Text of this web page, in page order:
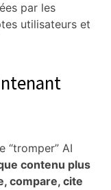
par les
utilisateurs et
“tromper” AI
contenu plus
compare, cite